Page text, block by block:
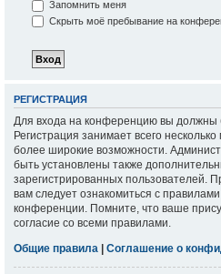
Запомнить меня
Скрыть моё пребывание на
РЕГИСТРАЦИЯ
Для входа на конференцию вы должны
Регистрация занимает всего
более широкие возможности.
быть установлены также
зарегистрированных пользователей.
вам следует ознакомиться с
конференции. Помните, что ваше
согласие со всеми правилами.
Общие правила | Соглашение о